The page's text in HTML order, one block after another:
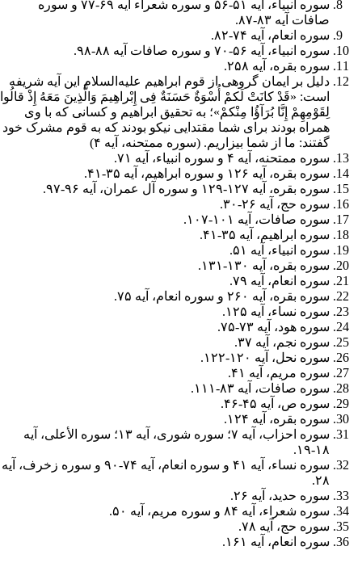
سوره انبیاء، آیه ۵۱-۵۶ و سوره شعراء آیه ۶۹-۷۷ و
سوره
صافات آیه ۸۳-۸۷.
سوره انعام، آیه ۷۴-۸۲.
سوره انبیاء، آیه ۵۶-۷۰ و سوره صافات آیه ۸۸-۹۸.
سوره بقره، آیه ۲۵۸.
دلیل بر ایمان گروهى از قوم ابراهیم علیه‌السلام این آیه شریفه
است: «قَدْ کانَتْ لَکمْ أُسْوَةٌ حَسَنَةٌ فِی إِبْراهِیمَ وَالَّذِینَ مَعَهُ إِذْ قالُوا
لِقَوْمِهِمْ إِنَّا بُرَآؤُا مِنْکمْ»؛ به تحقیق ابراهیم و کسانى که با وى
همراه بودند براى شما مقتدایى نیکو بودند که به قوم مشرک خود
گفتند: ما از شما بیزاریم. (سوره ممتحنه، آیه ۴)
سوره ممتحنه، آیه ۴ و سوره انبیاء، آیه ۷۱.
سوره بقره، آیه ۱۲۶ و سوره ابراهیم، آیه ۳۵-۴۱.
سوره بقره، آیه ۱۲۷-۱۲۹ و سوره آل عمران، آیه ۹۶-۹۷.
سوره حج، آیه ۲۶-۳۰.
سوره صافات، آیه ۱۰۱-۱۰۷.
سوره ابراهیم، آیه ۳۵-۴۱.
سوره انبیاء، آیه ۵۱.
سوره بقره، آیه ۱۳۰-۱۳۱.
سوره انعام، آیه ۷۹.
سوره بقره، آیه ۲۶۰ و سوره انعام، آیه ۷۵.
سوره نساء، آیه ۱۲۵.
سوره هود، آیه ۷۳-۷۵.
سوره نجم، آیه ۳۷.
سوره نحل، آیه ۱۲۰-۱۲۲.
سوره مریم، آیه ۴۱.
سوره صافات، آیه ۸۳-۱۱۱.
سوره ص، آیه ۴۵-۴۶.
سوره بقره، آیه ۱۲۴.
سوره احزاب، آیه ۷؛ سوره شورى، آیه ۱۳؛ سوره الأعلى، آیه
۱۸-۱۹.
سوره نساء، آیه ۴۱ و سوره انعام، آیه ۷۴-۹۰ و سوره زخرف، آیه
۲۸.
سوره حدید، آیه ۲۶.
سوره شعراء، آیه ۸۴ و سوره مریم، آیه ۵۰.
سوره حج، آیه ۷۸.
سوره انعام، آیه ۱۶۱.